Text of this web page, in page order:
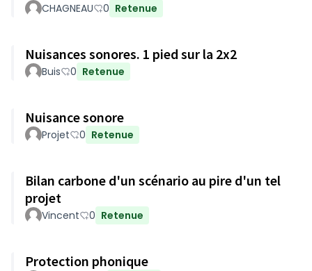
CHAGNEAU 0 Retenue
Nuisances sonores. 1 pied sur la 2x2
Buis 0 Retenue
Nuisance sonore
Projet 0 Retenue
Bilan carbone d'un scénario au pire d'un tel
projet
Vincent 0 Retenue
Protection phonique